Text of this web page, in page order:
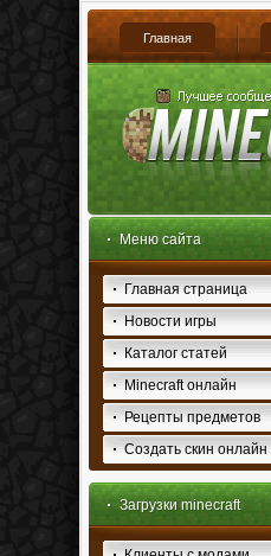
Главная
Меню сайта
Главная страница
Новости игры
Каталог статей
Minecraft онлайн
Рецепты предметов
Создать скин онлайн
Загрузки minecraft